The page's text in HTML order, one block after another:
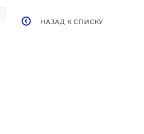
НАЗАД К СПИСКУ